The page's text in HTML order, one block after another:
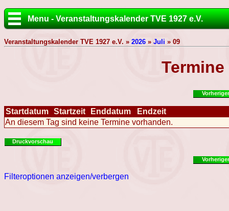
Menu - Veranstaltungskalender TVE 1927 e.V.
Veranstaltungskalender TVE 1927 e.V. » 2026 » Juli » 09
Termine
Startdatum Startzeit Enddatum
Endzeit
An diesem Tag sind keine Termine vorhanden.
Druckvorschau
Filteroptionen anzeigen/verbergen